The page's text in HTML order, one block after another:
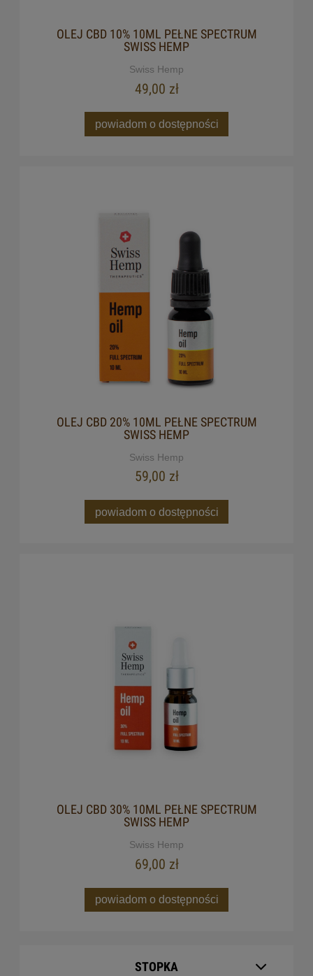
OLEJ CBD 10% 10ML PEŁNE SPECTRUM
SWISS HEMP
Swiss Hemp
49,00 zł
powiadom o dostępności
OLEJ CBD 20% 10ML PEŁNE SPECTRUM
SWISS HEMP
Swiss Hemp
59,00 zł
powiadom o dostępności
OLEJ CBD 30% 10ML PEŁNE SPECTRUM
SWISS HEMP
Swiss Hemp
69,00 zł
powiadom o dostępności
STOPKA